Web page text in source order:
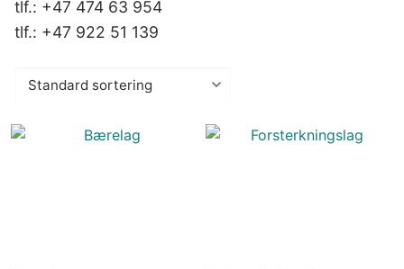
tlf.: +47 474 63 954
tlf.: +47 922 51 139